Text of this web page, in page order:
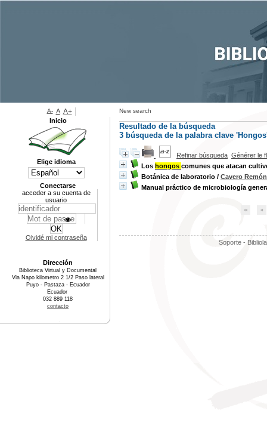
New search
Resultado de la búsqueda
3 búsqueda de la palabra clave
Refinar búsqueda Générer le
Los hongos comunes que atacan
Botánica de laboratorio / Cavero
Manual práctico de microbiología
Soporte -
A- A A+
Inicio
Elige idioma
Conectarse
acceder a su cuenta de
usuario
Olvidé mi contraseña
Dirección
Biblioteca Virtual y Documental
Via Napo kilometro 2 1/2 Paso lateral
Puyo - Pastaza - Ecuador
Ecuador
032 889 118
contacto